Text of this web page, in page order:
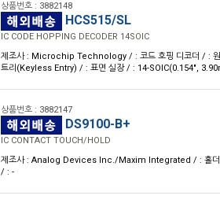
상품번호 : 3882148
HCS515/SL
IC CODE HOPPING DECODER 14SOIC
제조사 : Microchip Technology / : 코드 호핑 디코더 / : 원
트리(Keyless Entry) / : 표면 실장 / : 14-SOIC(0.154",
상품번호 : 3882147
DS9100-B+
IC CONTACT TOUCH/HOLD
제조사 : Analog Devices Inc./Maxim Integrated / : 홀더
/ : -